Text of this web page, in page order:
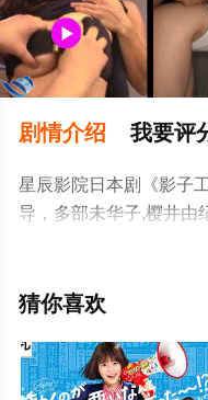
剧情介绍 我要评
星辰影院日本剧《影子
导，多部未华子,樱井由
矩,须藤理彩,街田诗音,
集），手机免费观看高
情网等平台了解。
猜你喜欢